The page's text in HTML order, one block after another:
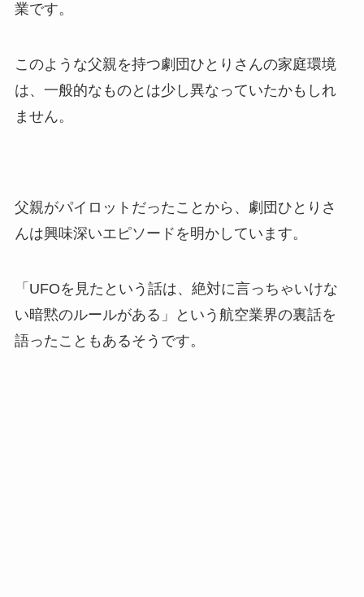
業です。
このような父親を持つ劇団ひとりさんの家庭環境
は、一般的なものとは少し異なっていたかもしれ
ません。
父親がパイロットだったことから、劇団ひとりさ
んは興味深いエピソードを明かしています。
「UFOを見たという話は、絶対に言っちゃいけな
い暗黙のルールがある」という航空業界の裏話を
語ったこともあるそうです。